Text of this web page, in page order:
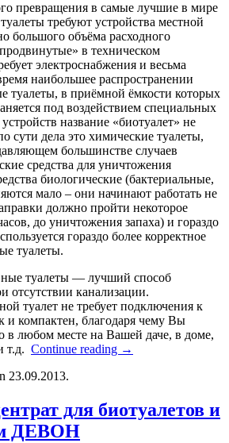
превращения в самые лучшие в мире
требуют устройства местной
большого объёма расходного
в техническом
электроснабжения и весьма
наибольшее распространении
туалеты, в приёмной ёмкости которых
под воздействием специальных
название «биотуалет» не
сути дела это химические туалеты,
большинстве случаев
средства для уничтожения
биологические (бактериальные,
мало – они начинают работать не
должно пройти некоторое
до уничтожения запаха) и гораздо
гораздо более корректное
туалеты.
туалеты — лучший способ
отсутствии канализации.
туалет не требует подключения к
и компактен, благодаря чему Вы
в любом месте на Вашей даче, в доме,
т.д. Continue reading →
23.09.2013.
для биотуалетов и
ДЕВОН